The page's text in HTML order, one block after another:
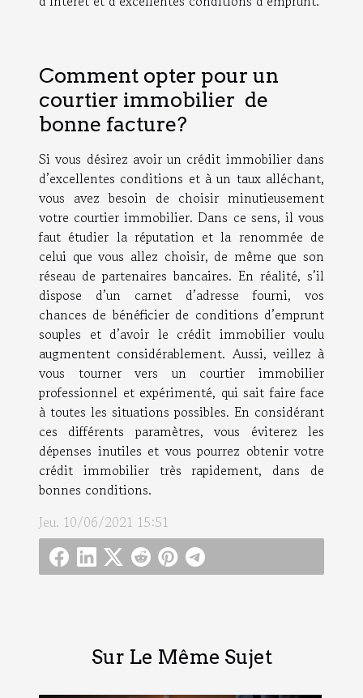
Comment opter pour un
courtier immobilier de
bonne facture?
Si vous désirez avoir un crédit immobilier dans
d’excellentes conditions et à un taux alléchant,
vous avez besoin de choisir minutieusement
votre courtier immobilier. Dans ce sens, il vous
faut étudier la réputation et la renommée de
celui que vous allez choisir, de même que son
réseau de partenaires bancaires. En réalité, s’il
dispose d’un carnet d’adresse fourni, vos
chances de bénéficier de conditions d’emprunt
souples et d’avoir le crédit immobilier voulu
augmentent considérablement. Aussi, veillez à
vous tourner vers un courtier immobilier
professionnel et expérimenté, qui sait faire face
à toutes les situations possibles. En considérant
ces différents paramètres, vous éviterez les
dépenses inutiles et vous pourrez obtenir votre
crédit immobilier très rapidement, dans de
bonnes conditions.
Jeu. 10/06/2021 15:51
Sur Le Même Sujet